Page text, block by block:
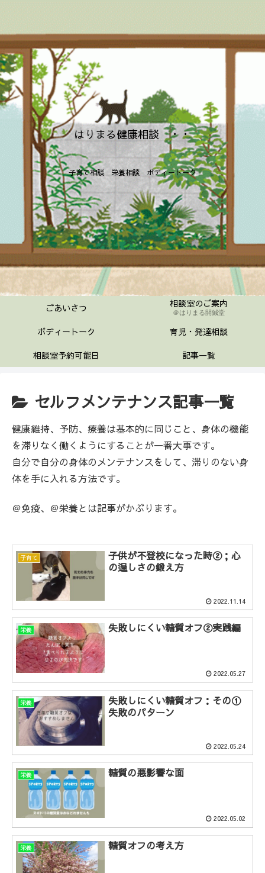
はりまる健康相談 ・・
子育て相談 栄養相談 ボディートーク
ごあいさつ 相談室のご案内
＠はりまる開鍼堂
ボディートーク
育児・発達相談
相談室予約可能日
記事一覧
セルフメンテナンス記事一覧
健康維持、予防、療養は基本的に同じこと、身体の機能
を滞りなく働くようにすることが一番大事です。
自分で自分の身体のメンテナンスをして、滞りのない身
体を手に入れる方法です。
＠免疫、＠栄養とは記事がかぶります。
子育て
子供が不登校になった時②；心
の逞しさの鍛え方
2022.11.14
栄養 失敗しにくい糖質オフ②実践編
2022.05.27
栄養
失敗しにくい糖質オフ：その①
失敗のパターン
2022.05.24
栄養 糖質の悪影響な面
2022.05.02
栄養 糖質オフの考え方